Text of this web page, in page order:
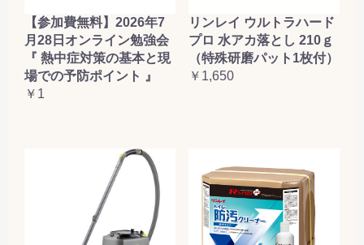
【参加費無料】2026年7
月28日オンライン勉強会
『 熱中症対策の基本と現
場での予防ポイント 』
￥1
リンレイ ウルトラハード
プロ 水アカ落とし 210ｇ
（特殊研磨パット1枚付）
￥1,650